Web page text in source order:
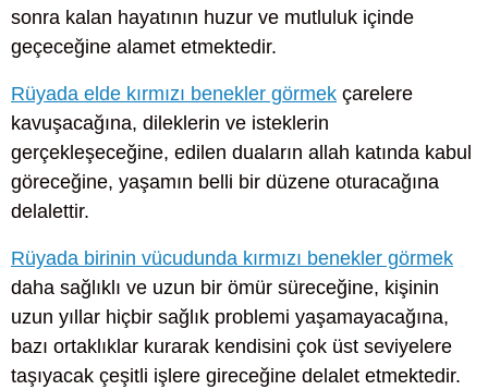
sonra kalan hayatının huzur ve mutluluk içinde
geçeceğine alamet etmektedir.
Rüyada elde kırmızı benekler görmek çarelere
kavuşacağına, dileklerin ve isteklerin
gerçekleşeceğine, edilen duaların allah katında kabul
göreceğine, yaşamın belli bir düzene oturacağına
delalettir.
Rüyada birinin vücudunda kırmızı benekler görmek
daha sağlıklı ve uzun bir ömür süreceğine, kişinin
uzun yıllar hiçbir sağlık problemi yaşamayacağına,
bazı ortaklıklar kurarak kendisini çok üst seviyelere
taşıyacak çeşitli işlere gireceğine delalet etmektedir.